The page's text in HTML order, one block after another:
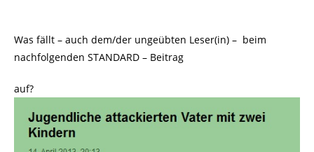
Was fällt – auch dem/der ungeübten Leser(in) – beim
nachfolgenden STANDARD – Beitrag
auf?